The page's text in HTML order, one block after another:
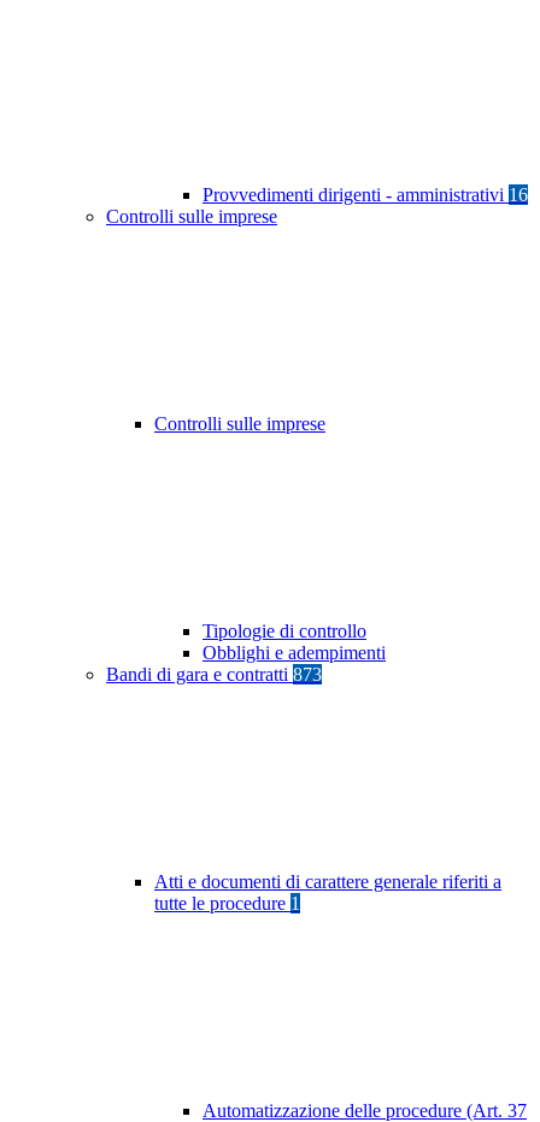
Provvedimenti dirigenti - amministrativi 16
Controlli sulle imprese
Controlli sulle imprese
Tipologie di controllo
Obblighi e adempimenti
Bandi di gara e contratti 873
Atti e documenti di carattere generale riferiti a
tutte le procedure 1
Automatizzazione delle procedure (Art. 37